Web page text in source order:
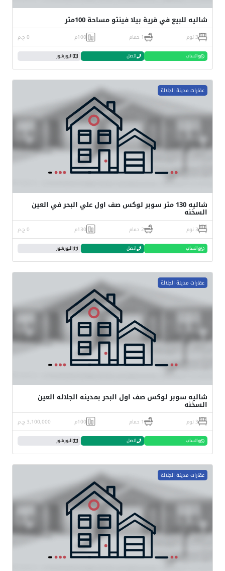
شاليه للبيع في قرية بيلا فينتو مساحة 100متر
3 نوم 1 حمام 100م 0 ج.م
واتساب اتصل البورشور
عقارات مدينة الجلالة
شاليه 130 متر سوبر لوكس صف اول علي البحر في العين
السخنه
3 نوم 2 حمام 130م 0 ج.م
واتساب اتصل البورشور
عقارات مدينة الجلالة
شاليه سوبر لوكس صف اول البحر بمدينه الجلاله العين
السخنه
3 نوم 1 حمام 100م 3,100,000 ج.م
واتساب اتصل البورشور
عقارات مدينة الجلالة